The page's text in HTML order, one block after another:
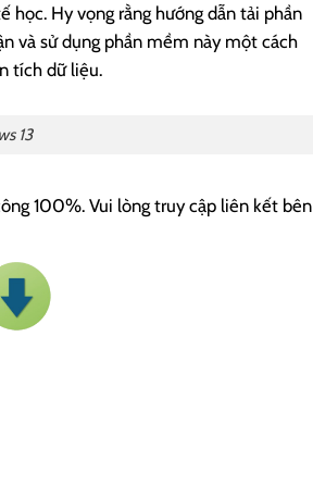
học. Hy vọng rằng hướng dẫn tải phần
và sử dụng phần mềm này một cách
tích dữ liệu.
13
100%. Vui lòng truy cập liên kết bên